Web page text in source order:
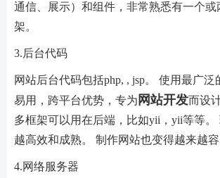
通信、展示）和组件，非常熟悉有一个或
架。
3.后台代码
网站后台代码包括php, , jsp。 使用最广泛
易用，跨平台优势，专为 网站开发而设
多框架可以用在后端，比如yii，yii等等。
越高效和成熟。 制作网站也变得越来越容
4.网络服务器